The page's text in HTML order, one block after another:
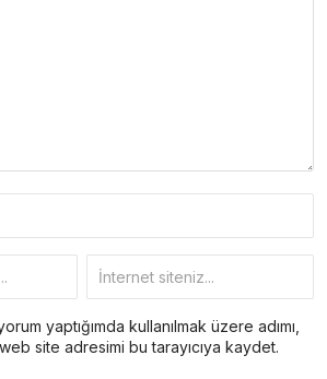
yaptığımda kullanılmak üzere adımı,
site adresimi bu tarayıcıya kaydet.